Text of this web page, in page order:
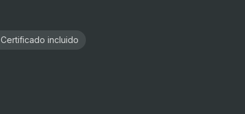
Certificado incluido